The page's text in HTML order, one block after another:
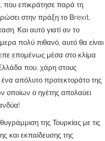
που επικράτησε παρά τη
στην πράξη το Βrexit,
Και αυτό γιατί αν το
πολύ πιθανό, αυτό θα είναι
επομένως μέσα στο κλίμα
που, χάρη στους
ένα απόλυτο προτεκτοράτο της
οποίων ο ηγέτης απολαύει
της Τουρκίας με τις
και εκπαίδευσης της